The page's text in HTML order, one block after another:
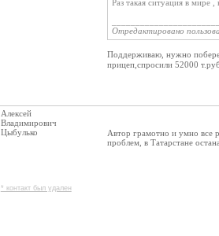
Раз такая ситуация в мире
Отредактировано
Поддерживаю, нужно
прицеп,спросили 52000
Алексей
Владимирович
Цыбулько
* контакт был удален
Автор грамотно и умно все
проблем, в Татарстане